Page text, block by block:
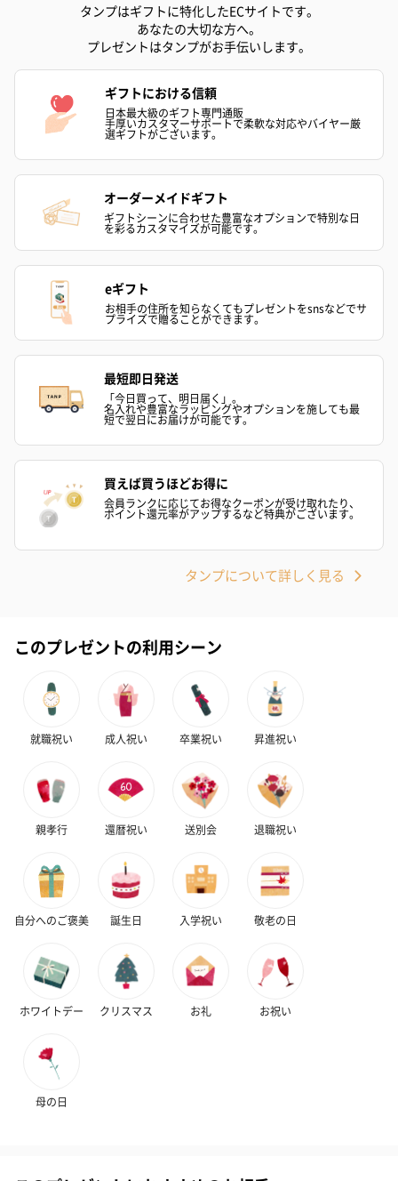
ゼリーバウム カット
（レモン＆紅茶）（432
円）
麦わらパンダバウム
（バナナ味）（540円）
り〜 3号（
スキンケアグッズを同梱してお届けします。
（1,100円）
レープフルーツ）
（2,145円）
円）
リラックスグッズ
リラックスグッズを同梱してお届けします。
（ブルー）（748円）
（イエロー）（748円）
ハンドタオル・ハンカチ
ハンドタオル・ハンカチを同梱してお届けいたします。ギフトへ
花束ハンドタオル（ピ
花束ハンドタオル（ブ
タンプはギフトに特化したECサイトです。
あなたの大切な方へ。
プレゼントはタンプがお手伝いします。
ギフトにおける信頼
日本最大級のギフト専門通販
手厚いカスタマーサポートで柔軟な対応やバイヤー厳
選ギフトがございます。
オーダーメイドギフト
ギフトシーンに合わせた豊富なオプションで特別な日
を彩るカスタマイズが可能です。
eギフト
お相手の住所を知らなくてもプレゼントをsnsなどでサ
プライズで贈ることができます。
最短即日発送
「今日買って、明日届く」。
名入れや豊富なラッピングやオプションを施しても最
短で翌日にお届けが可能です。
買えば買うほどお得に
会員ランクに応じてお得なクーポンが受け取れたり、
ポイント還元率がアップするなど特典がございます。
タンプについて詳しく見る
このプレゼントの利用シーン
就職祝い 成人祝い 卒業祝い 昇進祝い
親孝行 還暦祝い 送別会 退職祝い
自分へのご褒美 誕生日 入学祝い 敬老の日
ホワイトデー クリスマス お礼 お祝い
母の日